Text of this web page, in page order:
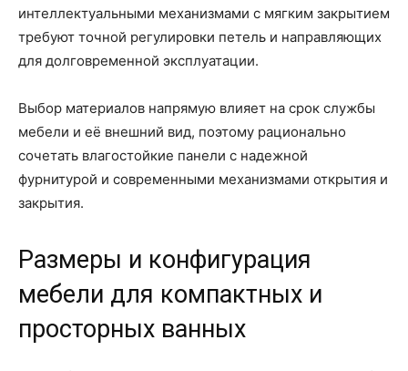
интеллектуальными механизмами с мягким закрытием
требуют точной регулировки петель и направляющих
для долговременной эксплуатации.
Выбор материалов напрямую влияет на срок службы
мебели и её внешний вид, поэтому рационально
сочетать влагостойкие панели с надежной
фурнитурой и современными механизмами открытия и
закрытия.
Размеры и конфигурация
мебели для компактных и
просторных ванных